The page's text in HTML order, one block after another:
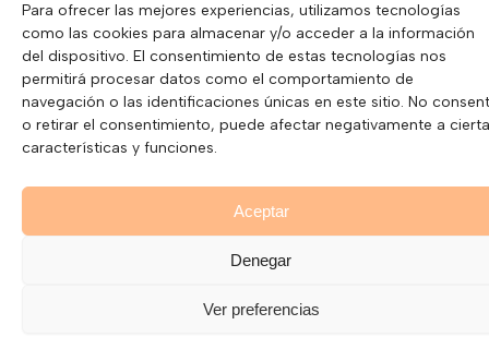
Para ofrecer las mejores experiencias, utilizamos tecnologías
como las cookies para almacenar y/o acceder a la información
del dispositivo. El consentimiento de estas tecnologías nos
permitirá procesar datos como el comportamiento de
navegación o las identificaciones únicas en este sitio. No
o retirar el consentimiento, puede afectar negativamente a
características y funciones.
Aceptar
Denegar
Ver preferencias
Ver
Tienda
I
s
m
c
e
o
u
Copyright © 2025 Pepelnary.com | Página Web hecha por
Mayorga Marketing